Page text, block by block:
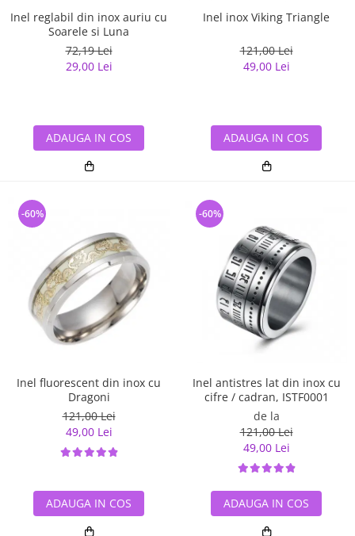
Inel reglabil din inox auriu cu
Soarele si Luna
72,19 Lei
29,00 Lei
ADAUGA IN COS
Inel inox Viking Triangle
121,00 Lei
49,00 Lei
ADAUGA IN COS
Inel fluorescent din inox cu
Dragoni
121,00 Lei
49,00 Lei
-60%
ADAUGA IN COS
Inel antistres lat din inox cu
cifre / cadran, ISTF0001
de la
121,00 Lei
49,00 Lei
-60%
ADAUGA IN COS